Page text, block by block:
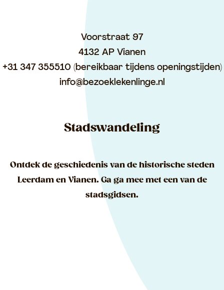
Voorstraat 97
4132 AP Vianen
+31 347 355510 (bereikbaar tijdens openingstijden)
info@bezoeklekenlinge.nl
Stadswandeling
Ontdek de geschiedenis van de historische steden
Leerdam en Vianen. Ga ga mee met een van de
stadsgidsen.